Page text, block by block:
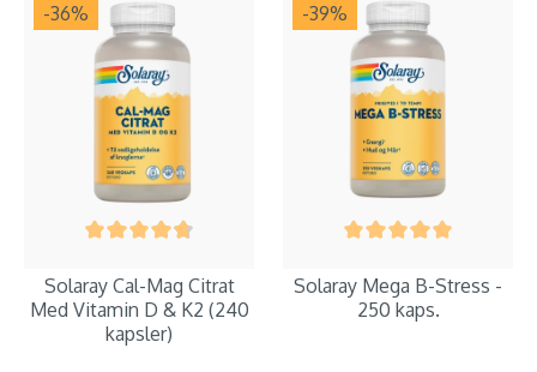
-36%
Solaray Cal-Mag Citrat
Med Vitamin D & K2 (240
kapsler)
-39%
Solaray Mega B-Stress -
250 kaps.